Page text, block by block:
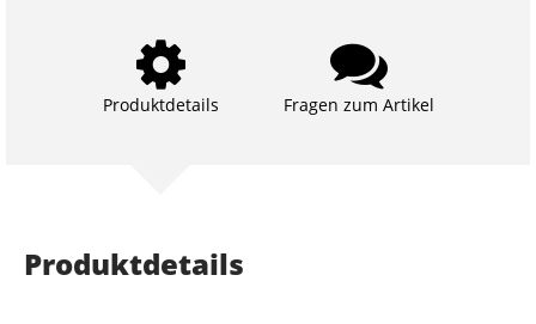
Produktdetails Fragen zum Artikel
Produktdetails